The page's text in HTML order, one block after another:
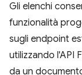
Gli elenchi
funzionalità
sugli endpoint
utilizzando l'API
da un